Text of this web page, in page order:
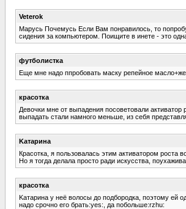
Veterok
Марусь Почемусь Если Вам понравилось, то
сидения за компьютером. Поищите в инете - это
футболистка
Еще мне надо ппробовать маску репейное
красотка
Девочки мне от выпадения посоветовали
выпадать стали намного меньше, из себя
Kатарина
Красотка, я пользовалась этим активатором роста
Но я тогда делала просто ради искусства,
красотка
Kатарина у неё волосы до подбородка, поэтому ей
надо срочно его брать:yes:, да побольше:rzhu: